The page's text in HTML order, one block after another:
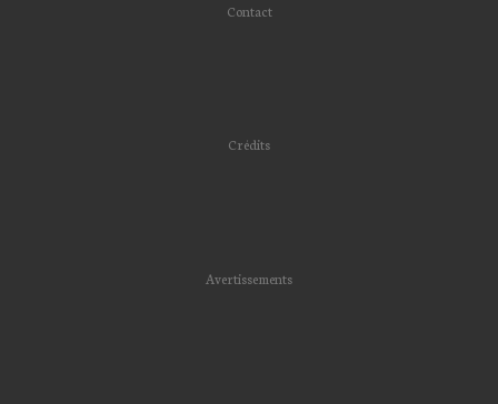
Contact
Crédits
Avertissements